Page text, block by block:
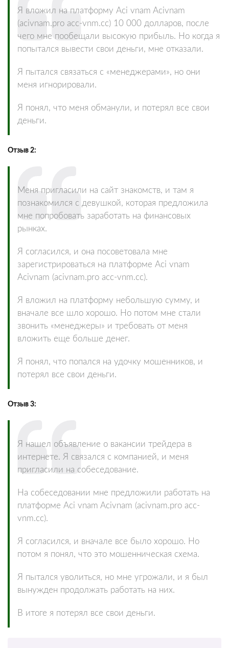
Я вложил на платформу Aci vnam Acivnam
(acivnam.pro acc-vnm.cc) 10 000 долларов, после
чего мне пообещали высокую прибыль. Но когда я
попытался вывести свои деньги, мне отказали.
Я пытался связаться с «менеджерами», но они
меня игнорировали.
Я понял, что меня обманули, и потерял все свои
деньги.
Отзыв 2:
Меня пригласили на сайт знакомств, и там я
познакомился с девушкой, которая предложила
мне попробовать заработать на финансовых
рынках.
Я согласился, и она посоветовала мне
зарегистрироваться на платформе Aci vnam
Acivnam (acivnam.pro acc-vnm.cc).
Я вложил на платформу небольшую сумму, и
вначале все шло хорошо. Но потом мне стали
звонить «менеджеры» и требовать от меня
вложить еще больше денег.
Я понял, что попался на удочку мошенников, и
потерял все свои деньги.
Отзыв 3:
Я нашел объявление о вакансии трейдера в
интернете. Я связался с компанией, и меня
пригласили на собеседование.
На собеседовании мне предложили работать на
платформе Aci vnam Acivnam (acivnam.pro acc-
vnm.cc).
Я согласился, и вначале все было хорошо. Но
потом я понял, что это мошенническая схема.
Я пытался уволиться, но мне угрожали, и я был
вынужден продолжать работать на них.
В итоге я потерял все свои деньги.